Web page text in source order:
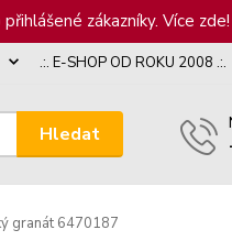
zákazníky. Více zde!
.:. E-SHOP OD ROKU 2008 .:.
Hledat
granát 6470187